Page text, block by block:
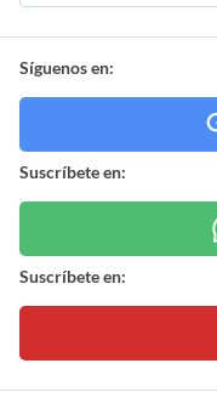
Síguenos en:
Suscríbete en:
Suscríbete en: